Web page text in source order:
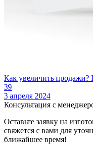
Как увеличить продажи?
39
3 апреля 2024
Консультация с
Оставьте заявку на
свяжется с вами для
ближайшее время!